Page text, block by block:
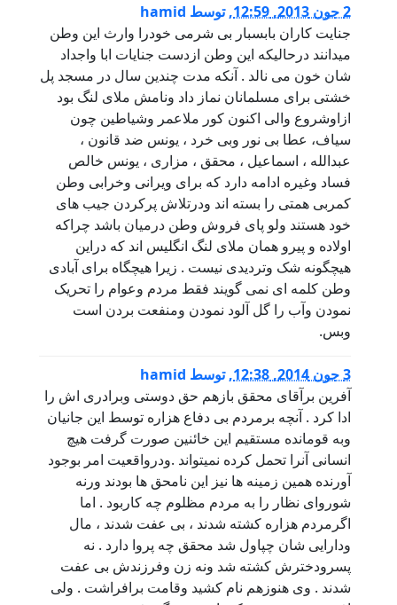
2 جون 2013, 12:59 ,توسط hamid
جنایت کاران بابسبار بی شرمی خودرا وارث این وطن
میدانند درحالیکه این وطن ازدست جنایات ابا واجداد
شان خون می نالد . آنکه مدت چندین سال در مسجد پل
خشتی برای مسلمانان نماز داد ونامش ملای لنگ بود
ازاوشروع والی اکنون کور ملاعمر وشیاطین چون
سیاف، عطا بی نور وبی خرد ، یونس ضد قانون ،
عبدالله ، اسماعیل ، محقق ، مزاری ، یونس خالص
فساد وغیره ادامه دارد که برای ویرانی وخرابی وطن
کمربی همتی را بسته اند ودرتلاش پرکردن جیب های
خود هستند ولو پای فروش وطن درمیان باشد چراکه
اولاده و پیرو همان ملای لنگ انگلیس اند که دراین
هیچگونه شک وتردیدی نیست . زیرا هیچگاه برای آبادی
وطن کلمه ای نمی گویند فقط مردم وعوام را تحریک
نمودن وآب را گل آلود نمودن ومنفعت بردن است
وبس.
3 جون 2014, 12:38 ,توسط hamid
آفرین برآقای محقق بازهم حق دوستی وبرادری اش را
ادا کرد . آنچه برمردم بی دفاع هزاره توسط این جانیان
وبه قومانده مستقیم این خائنین صورت گرفت هیچ
انسانی آنرا تحمل کرده نمیتواند .ودرواقعیت امر بوجود
آورنده همین زمینه ها نیز این نامحق ها بودند ورنه
شوروای نظار را به مردم مظلوم چه کاربود . اما
اگرمردم هزاره کشته شدند ، بی عفت شدند ، مال
ودارایی شان چپاول شد محقق چه پروا دارد . نه
پسرودخترش کشته شد ونه زن وفرزندش بی عفت
شدند . وی هنوزهم نام کشید وقامت برافراشت . ولی